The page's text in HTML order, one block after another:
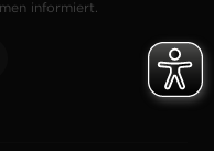
informiert.